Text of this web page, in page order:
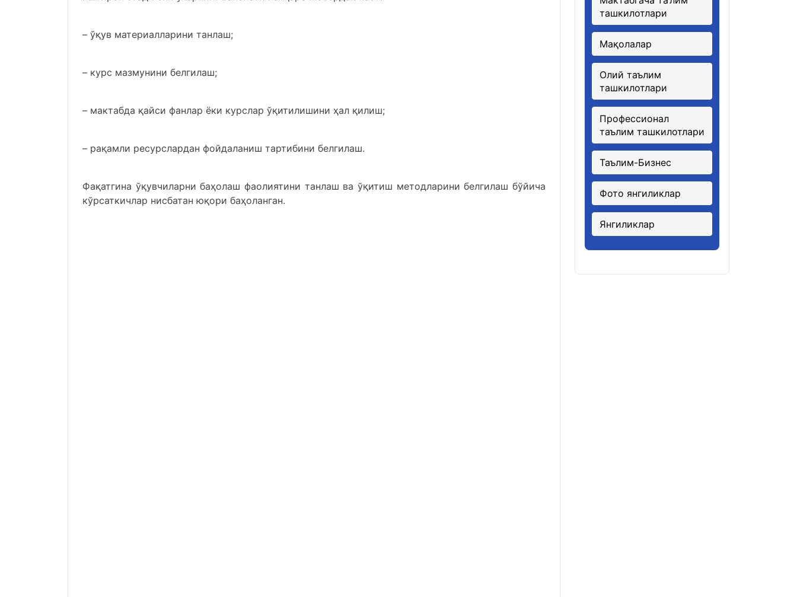
– ўқув материалларини танлаш;
– курс мазмунини белгилаш;
– мактабда қайси фанлар ёки курслар ўқитилишини ҳал қилиш;
– рақамли ресурслардан фойдаланиш тартибини белгилаш.
Фақатгина ўқувчиларни баҳолаш фаолиятини танлаш ва ўқитиш методларини белгилаш бўйича
кўрсаткичлар нисбатан юқори баҳоланган.
ташкилотлари
Мақолалар
Олий таълим
ташкилотлари
Профессионал
таълим ташкилотлари
Таълим-Бизнес
Фото янгиликлар
Янгиликлар